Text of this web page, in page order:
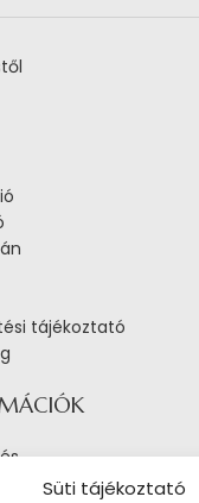
Süti tájékoztató
tájékoztató